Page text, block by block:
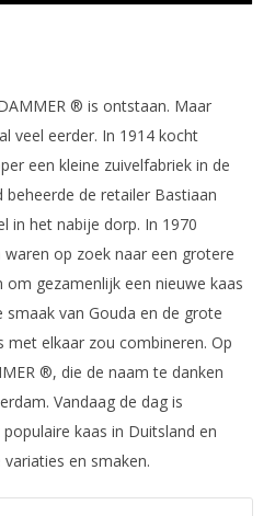
® is ontstaan. Maar
veel eerder. In 1914 kocht
een kleine zuivelfabriek in de
de retailer Bastiaan
in het nabije dorp. In 1970
op zoek naar een grotere
om gezamenlijk een nieuwe kaas
van Gouda en de grote
met elkaar zou combineren. Op
®, die de naam te danken
Vandaag de dag is
kaas in Duitsland en
en smaken.